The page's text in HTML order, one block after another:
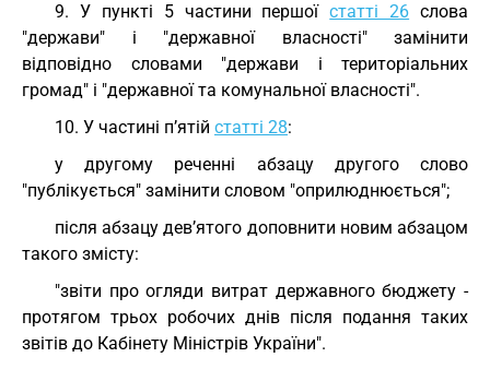
9. У пункті 5 частини першоїстатті 26 слова
"держави" і "державної власності" замінити
відповідно словами "держави і територіальних
громад" і "державної та комунальної власності".
10. У частині п’ятій статті 28:
у другому реченні абзацу другого слово
"публікується" замінити словом "оприлюднюється";
після абзацу дев’ятого доповнити новим абзацом
такого змісту:
"звіти про огляди витрат державного бюджету -
протягом трьох робочих днів після подання таких
звітів до Кабінету Міністрів України".